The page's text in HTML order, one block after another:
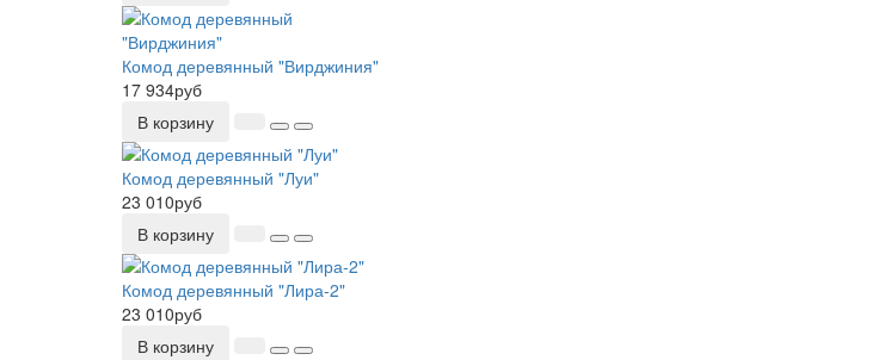
Комод деревянный "Вирджиния"
17 934руб
В корзину
Комод деревянный "Луи"
23 010руб
В корзину
Комод деревянный "Лира-2"
23 010руб
В корзину